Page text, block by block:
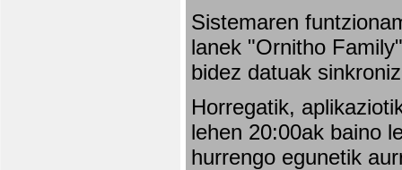
Sistemaren
lanek "Ornitho
bidez datuak
Horregatik,
lehen 20:00ak baino
hurrengo egunetik